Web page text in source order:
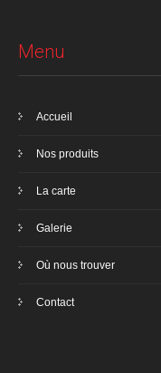
Menu
Accueil
Nos produits
La carte
Galerie
Où nous trouver
Contact